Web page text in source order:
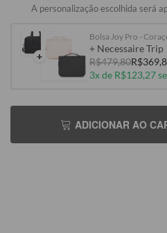
A personalização escolhida será
+
Bolsa Joy Pro -
+ Necessaire Trip
R$479,80
3x de R$123,27
ADICIONAR AO